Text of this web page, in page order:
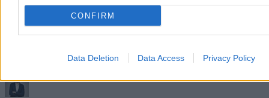
CONFIRM
Data Deletion Data Access Privacy Policy
Przez lata zakłócała łączność radiową na niemal całej półkuli
północnej, a wokół niej narosły dziesiątki teorii spiskowych.
Gigantyczna antena Duga-1, ukryta w lasach pod Czarnobylem,
Do dziś jej rozmiary i historia robią ogromne wrażenie.